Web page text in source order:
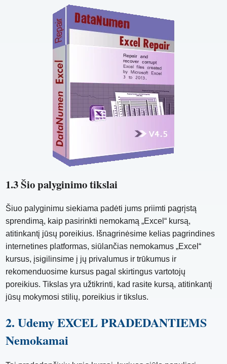
1.3 Šio palyginimo tikslai
Šiuo palyginimu siekiama padėti jums priimti pagrįstą
sprendimą, kaip pasirinkti nemokamą „Excel“ kursą,
atitinkantį jūsų poreikius. Išnagrinėsime kelias pagrindines
internetines platformas, siūlančias nemokamus „Excel“
kursus, įsigilinsime į jų privalumus ir trūkumus ir
rekomenduosime kursus pagal skirtingus vartotojų
poreikius. Tikslas yra užtikrinti, kad rasite kursą, atitinkantį
jūsų mokymosi stilių, poreikius ir tikslus.
2. Udemy EXCEL PRADEDANTIEMS
Nemokamai